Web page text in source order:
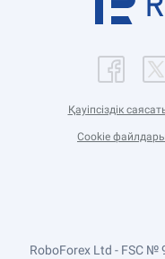
Қауіпсіздік
Cookie
RoboForex Ltd - FSC №